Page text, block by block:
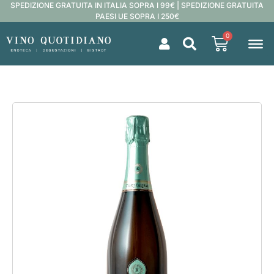
SPEDIZIONE GRATUITA IN ITALIA SOPRA I 99€ | SPEDIZIONE GRATUITA
PAESI UE SOPRA I 250€
0